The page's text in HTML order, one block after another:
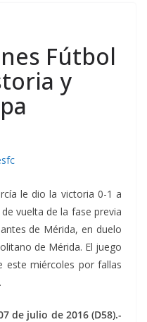
Fútbol
y
le dio la victoria 0-1 a
vuelta de la fase previa
de Mérida, en duelo
de Mérida. El juego
este miércoles por fallas
de julio de 2016 (D58).-